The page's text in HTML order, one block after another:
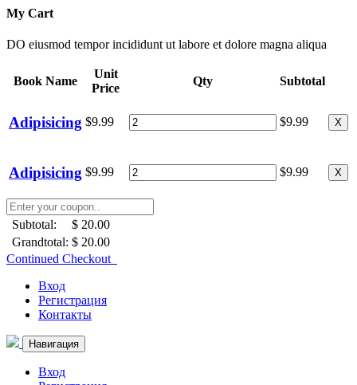
My Cart
DO eiusmod tempor incididunt ut labore et dolore magna aliqua
Book Name
Unit
Price
Qty Subtotal
Adipisicing $9.99 $9.99 X
Adipisicing $9.99 $9.99 X
Subtotal:
$ 20.00
Grandtotal: $ 20.00
Continued Checkout
Вход
Регистрация
Контакты
Навигация
Вход